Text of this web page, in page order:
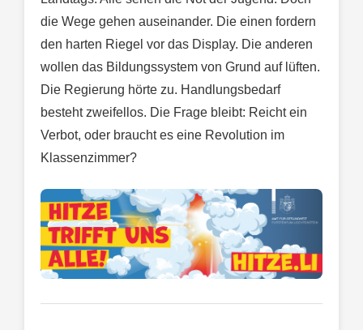
die Wege gehen auseinander. Die einen fordern
den harten Riegel vor das Display. Die anderen
wollen das Bildungssystem von Grund auf lüften.
Die Regierung hörte zu. Handlungsbedarf
besteht zweifellos. Die Frage bleibt: Reicht ein
Verbot, oder braucht es eine Revolution im
Klassenzimmer?